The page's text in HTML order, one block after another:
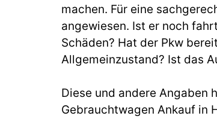
machen. Für eine
angewiesen. Ist er noch
Schäden? Hat der Pkw
Allgemeinzustand? Ist das
Diese und andere Angaben
Gebrauchtwagen Ankauf in